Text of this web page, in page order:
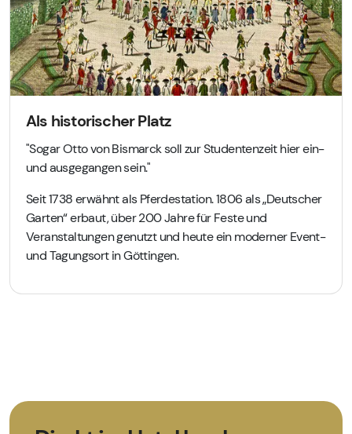
Als historischer Platz
"Sogar Otto von Bismarck soll zur Studentenzeit hier ein-
und ausgegangen sein."
Seit 1738 erwähnt als Pferdestation. 1806 als „Deutscher
Garten“ erbaut, über 200 Jahre für Feste und
Veranstaltungen genutzt und heute ein moderner Event-
und Tagungsort in Göttingen.